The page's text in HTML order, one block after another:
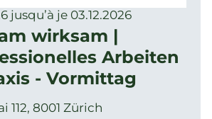
jusqu’à je 03.12.2026
wirksam |
Arbeiten
- Vormittag
112, 8001 Zürich